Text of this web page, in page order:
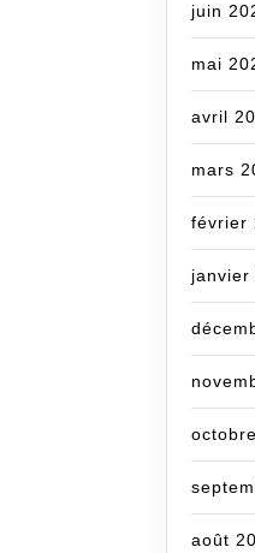
juin
mai
avril
mars
février
janvier
août